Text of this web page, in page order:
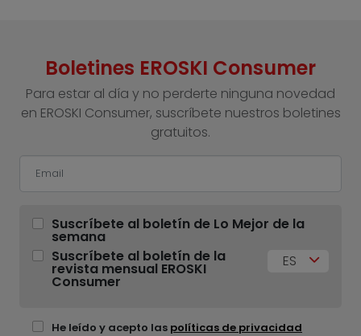
Boletines EROSKI Consumer
Para estar al día y no perderte ninguna novedad
en EROSKI Consumer, suscríbete nuestros boletines
gratuitos.
Suscríbete al boletín de Lo Mejor de la
semana
Suscríbete al boletín de la
revista mensual EROSKI
Consumer
ES
He leído y acepto las políticas de privacidad